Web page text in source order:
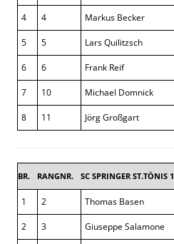
4 4 Markus Becker
5 5 Lars Quilitzsch
6 6 Frank Reif
7 10 Michael Domnick
8 11 Jörg Großgart
BR. RANGNR. SC SPRINGER ST.TÖNIS 1
1 2 Thomas Basen
2 3 Giuseppe Salamone